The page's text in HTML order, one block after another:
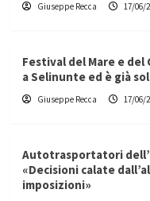
Giuseppe Recca 17/06/
Festival del Mare e del
a Selinunte ed è già
Giuseppe Recca 17/06/
Autotrasportatori
«Decisioni calate
imposizioni»